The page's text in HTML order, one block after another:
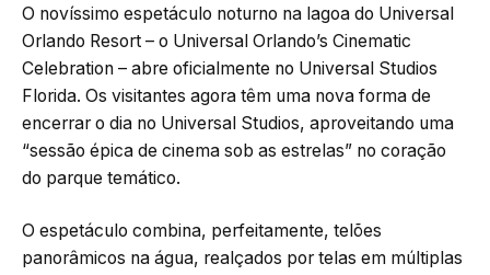
O novíssimo espetáculo noturno na lagoa do Universal
Orlando Resort – o Universal Orlando’s Cinematic
Celebration – abre oficialmente no Universal Studios
Florida. Os visitantes agora têm uma nova forma de
encerrar o dia no Universal Studios, aproveitando uma
“sessão épica de cinema sob as estrelas” no coração
do parque temático.
O espetáculo combina, perfeitamente, telões
panorâmicos na água, realçados por telas em múltiplas